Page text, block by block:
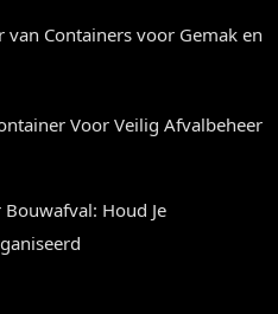
Containers voor Gemak en
Voor Veilig Afvalbeheer
Houd Je